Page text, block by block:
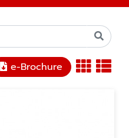
e-Brochure